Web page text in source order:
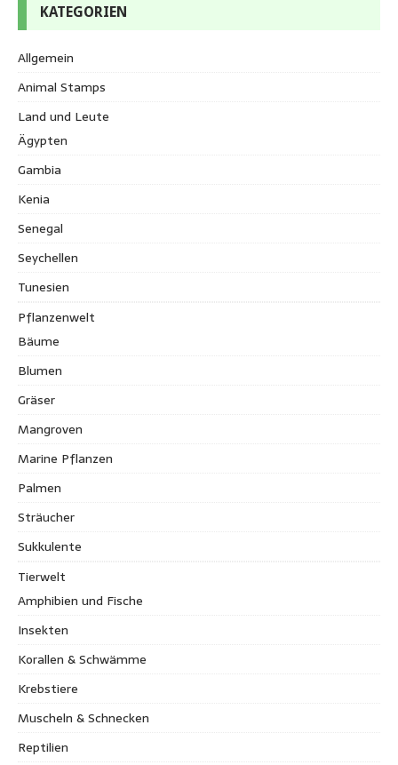
KATEGORIEN
Allgemein
Animal Stamps
Land und Leute
Ägypten
Gambia
Kenia
Senegal
Seychellen
Tunesien
Pflanzenwelt
Bäume
Blumen
Gräser
Mangroven
Marine Pflanzen
Palmen
Sträucher
Sukkulente
Tierwelt
Amphibien und Fische
Insekten
Korallen & Schwämme
Krebstiere
Muscheln & Schnecken
Reptilien